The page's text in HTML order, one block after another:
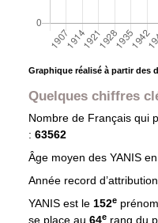
Graphique réalisé à partir des
Quelques chiffres
Nombre de Français qui
: 63562
Âge moyen des YANISen
Année record
YANIS est le 152e
se place au 64e rang du